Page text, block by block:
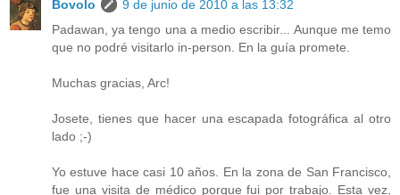
Bovolo
9 de junio de 2010 a las 13:32
Padawan, ya tengo una a medio escribir... Aunque me temo
que no podré visitarlo in-person. En la guía promete.
Muchas gracias, Arc!
Josete, tienes que hacer una escapada fotográfica al otro
lado ;-)
Yo estuve hace casi 10 años. En la zona de San Francisco,
fue una visita de médico porque fui por trabajo. Esta vez,